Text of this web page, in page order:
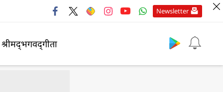
Newsletter
श्रीमद्‍भगवद्‍गीता